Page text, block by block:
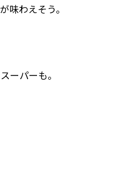
味わえそう。
ーパーも。